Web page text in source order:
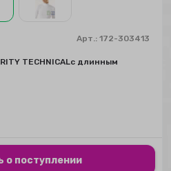
Арт.:172-303413
TECHNICALс длинным
о поступлении